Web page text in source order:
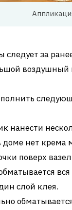
следует за
нанести
доме нет крема
поверх
слой клея.